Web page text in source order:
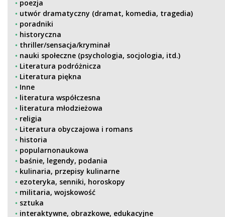
poezja
utwór dramatyczny (dramat, komedia, tragedia)
poradniki
historyczna
thriller/sensacja/kryminał
nauki społeczne (psychologia, socjologia, itd.)
Literatura podróżnicza
Literatura piękna
Inne
literatura współczesna
literatura młodzieżowa
religia
Literatura obyczajowa i romans
historia
popularnonaukowa
baśnie, legendy, podania
kulinaria, przepisy kulinarne
ezoteryka, senniki, horoskopy
militaria, wojskowość
sztuka
interaktywne, obrazkowe, edukacyjne